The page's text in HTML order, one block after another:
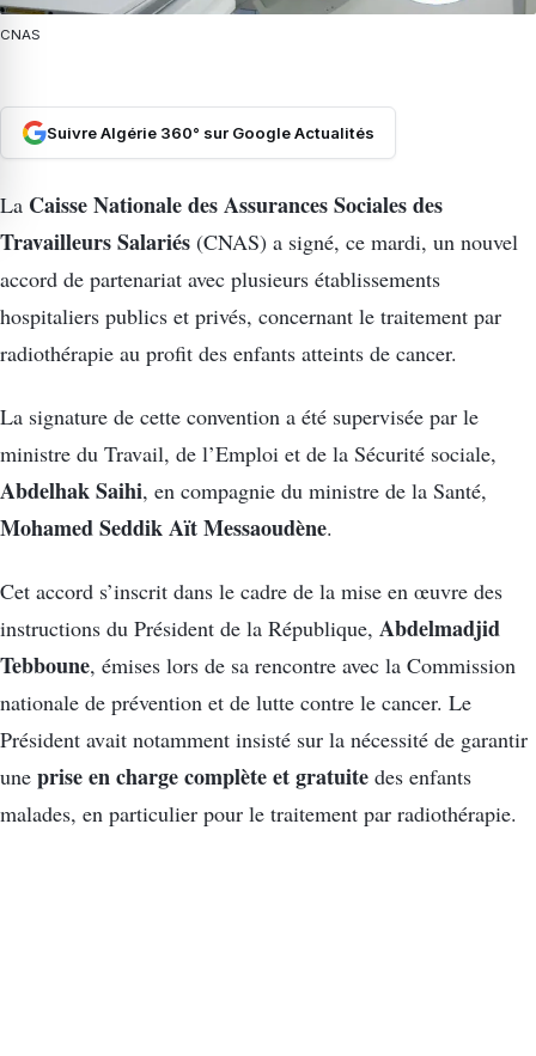
CNAS
Suivre Algérie 360° sur Google Actualités
La Caisse Nationale des Assurances Sociales des
Travailleurs Salariés (CNAS) a signé, ce mardi, un nouvel
accord de partenariat avec plusieurs établissements
hospitaliers publics et privés, concernant le traitement par
radiothérapie au profit des enfants atteints de cancer.
La signature de cette convention a été supervisée par le
ministre du Travail, de l’Emploi et de la Sécurité sociale,
Abdelhak Saihi, en compagnie du ministre de la Santé,
Mohamed Seddik Aït Messaoudène.
Cet accord s’inscrit dans le cadre de la mise en œuvre des
instructions du Président de la République, Abdelmadjid
Tebboune, émises lors de sa rencontre avec la Commission
nationale de prévention et de lutte contre le cancer. Le
Président avait notamment insisté sur la nécessité de garantir
une prise en charge complète et gratuite des enfants
malades, en particulier pour le traitement par radiothérapie.